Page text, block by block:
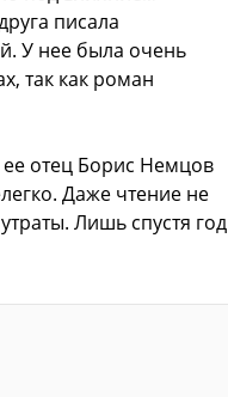
писала
У нее была очень
так как роман
отец Борис Немцов
Даже чтение не
Лишь спустя год